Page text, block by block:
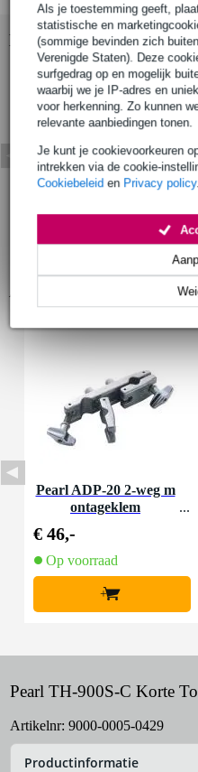
Als je toestemming geeft,
statistische en
(sommige bevinden zich
Verenigde Staten). Deze
surfgedrag op en mogelijk
waarbij we je IP-adres en
voor herkenning. Zo kunnen
relevante aanbiedingen tonen.
Je kunt je cookievoorkeuren
intrekken via de cookie-
Cookiebeleid en Privacy policy.
Bekijk ook eens (1)
Pearl ADP-20 2-weg m
ontageklem
€ 46,-
Op voorraad
+
Pearl TH-900S-C Korte
Artikelnr: 9000-0005-0429
Productinformatie